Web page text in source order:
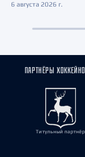
6 августа 2026 г.
ПАРТНЁРЫ
Титульный партнёр